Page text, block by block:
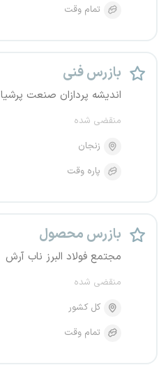
تمام وقت
بازرس فنی
اندیشه پردازان صنعت پرشیا
منقضی شده
زنجان
پاره وقت
بازرس محصول
مجتمع فولاد البرز ناب آرش
منقضی شده
کل کشور
تمام وقت